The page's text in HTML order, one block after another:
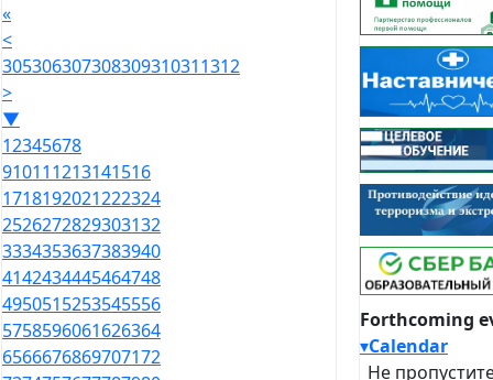
«
<
305306307308309310311312
>
▼
12345678
910111213141516
1718192021222324
2526272829303132
3334353637383940
4142434445464748
4950515253545556
5758596061626364
6566676869707172
Forthcoming
▾Calendar
Не